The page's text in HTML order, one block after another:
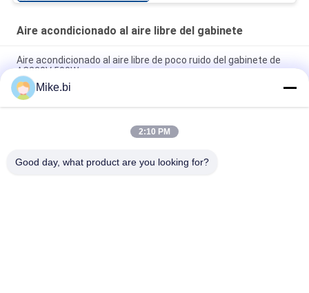
Aire acondicionado al aire libre del gabinete
Aire acondicionado al aire libre de poco ruido del gabinete de
AC220V 500W
Unidades de aire acondicionado das alta temperatura del
gabinete de 2000W 60Hz
aire acondicionado al aire libre del gabinete de 1500W 48VDC
Mike.bi
2:10 PM
Good day, what product are you looking for?